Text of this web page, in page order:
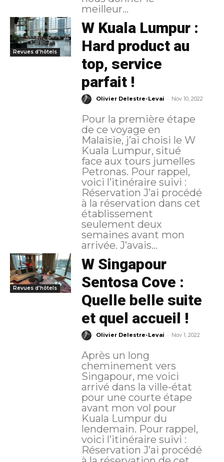
meilleur...
Revues d'hôtels
W Kuala Lumpur :
Hard product au
top, service
parfait !
Olivier Delestre-Levai - Nov 10, 2022
Pour la première étape
de ce voyage en
Malaisie, j’ai choisi le W
Kuala Lumpur, situé
face aux tours jumelles
Petronas. Pour rappel,
voici l’itinéraire suivi :
Réservation J’ai procédé
à la réservation dans cet
établissement
seulement deux
semaines avant mon
arrivée. J’avais...
Revues d'hôtels
W Singapour
Sentosa Cove :
Quelle belle suite
et quel accueil !
Olivier Delestre-Levai - Nov 1, 2022
Après un long
cheminement vers
Singapour, me voici
arrivé dans la ville-état
pour une courte étape
avant mon vol pour
Kuala Lumpur du
lendemain. Pour rappel,
voici l’itinéraire suivi :
Réservation J’ai procédé